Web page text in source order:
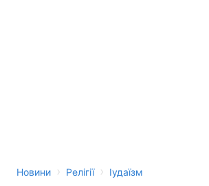
Новини › Релігії › Іудаїзм